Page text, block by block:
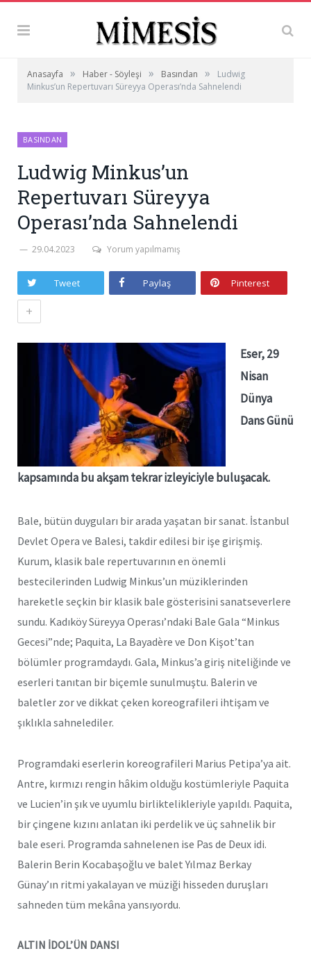
Anasayfa » Haber - Söyleşi » Basından »
Ludwig
Minkus’un Repertuvarı Süreyya Operası’nda Sahnelendi
BASINDAN
Ludwig Minkus’un
Repertuvarı Süreyya
Operası’nda Sahnelendi
29.04.2023 Yorum yapılmamış
Tweet Paylaş Pinterest
+
Eser, 29
Nisan
Dünya
Dans Günü
kapsamında bu akşam tekrar izleyiciyle buluşacak.
Bale, bütün duyguları bir arada yaşatan bir sanat. İstanbul
Devlet Opera ve Balesi, takdir edilesi bir işe girişmiş.
Kurum, klasik bale repertuvarının en önemli
bestecilerinden Ludwig Minkus’un müziklerinden
hareketle seçkin bir klasik bale gösterisini sanatseverlere
sundu. Kadıköy Süreyya Operası’ndaki Bale Gala “Minkus
Gecesi”nde; Paquita, La Bayadère ve Don Kişot’tan
bölümler programdaydı. Gala, Minkus’a giriş niteliğinde ve
eserleri tanıtan bir biçemle sunulmuştu. Balerin ve
baletler zor ve dikkat çeken koreografileri ihtişam ve
şıklıkla sahnelediler.
Programdaki eserlerin koreografileri Marius Petipa’ya ait.
Antre, kırmızı rengin hâkim olduğu kostümleriyle Paquita
ve Lucien’in şık ve uyumlu birliktelikleriyle yapıldı. Paquita,
bir çingene kızını anlatan iki perdelik ve üç sahnelik bir
bale eseri. Programda sahnelenen ise Pas de Deux idi.
Balerin Berin Kocabaşoğlu ve balet Yılmaz Berkay
Günay’ın ritmi yakalayan ve müziği hisseden duruşları
sahneden tüm mekâna yansıyordu.
ALTIN İDOL’ÜN DANSI